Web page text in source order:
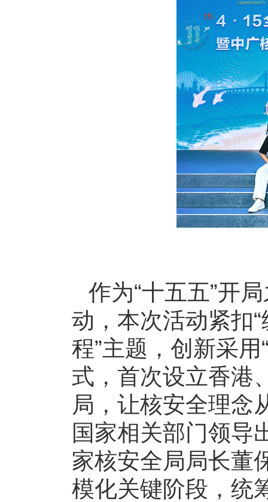
作为“十五五”开
动，本次活动紧扣
程”主题，创新采
式，首次设立香港
局，让核安全理念
国家相关部门领导
家核安全局局长董
模化关键阶段，统